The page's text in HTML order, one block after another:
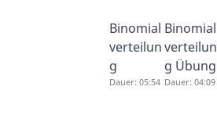
Binomial
verteilun
g
Dauer: 05:54
Binomial
verteilun
g Übung
Dauer: 04:09